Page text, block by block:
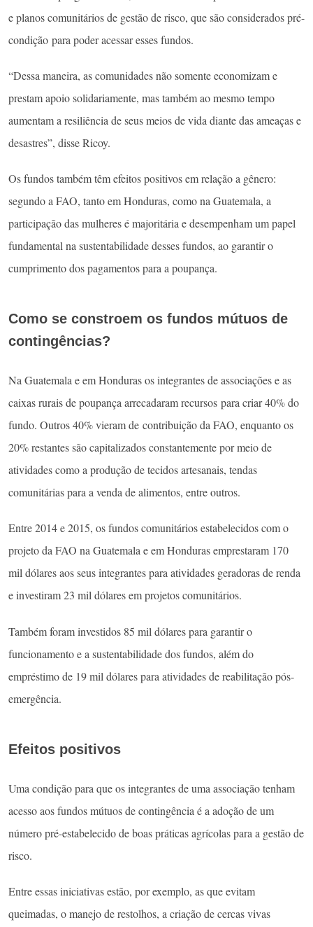
e planos comunitários de gestão de risco, que são considerados pré-
condição para poder acessar esses fundos.
“Dessa maneira, as comunidades não somente economizam e
prestam apoio solidariamente, mas também ao mesmo tempo
aumentam a resiliência de seus meios de vida diante das ameaças e
desastres”, disse Ricoy.
Os fundos também têm efeitos positivos em relação a gênero:
segundo a FAO, tanto em Honduras, como na Guatemala, a
participação das mulheres é majoritária e desempenham um papel
fundamental na sustentabilidade desses fundos, ao garantir o
cumprimento dos pagamentos para a poupança.
Como se constroem os fundos mútuos de
contingências?
Na Guatemala e em Honduras os integrantes de associações e as
caixas rurais de poupança arrecadaram recursos para criar 40% do
fundo. Outros 40% vieram de contribuição da FAO, enquanto os
20% restantes são capitalizados constantemente por meio de
atividades como a produção de tecidos artesanais, tendas
comunitárias para a venda de alimentos, entre outros.
Entre 2014 e 2015, os fundos comunitários estabelecidos com o
projeto da FAO na Guatemala e em Honduras emprestaram 170
mil dólares aos seus integrantes para atividades geradoras de renda
e investiram 23 mil dólares em projetos comunitários.
Também foram investidos 85 mil dólares para garantir o
funcionamento e a sustentabilidade dos fundos, além do
empréstimo de 19 mil dólares para atividades de reabilitação pós-
emergência.
Efeitos positivos
Uma condição para que os integrantes de uma associação tenham
acesso aos fundos mútuos de contingência é a adoção de um
número pré-estabelecido de boas práticas agrícolas para a gestão de
risco.
Entre essas iniciativas estão, por exemplo, as que evitam
queimadas, o manejo de restolhos, a criação de cercas vivas